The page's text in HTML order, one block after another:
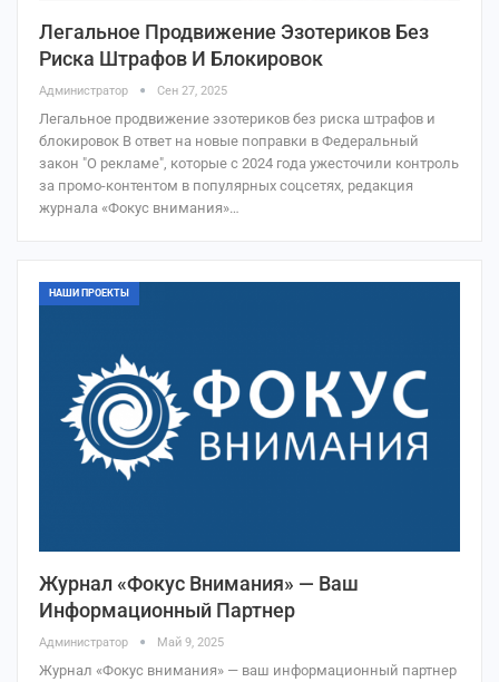
Легальное Продвижение Эзотериков Без
Риска Штрафов И Блокировок
Администратор Сен 27, 2025
Легальное продвижение эзотериков без риска штрафов и
блокировок В ответ на новые поправки в Федеральный
закон "О рекламе", которые с 2024 года ужесточили контроль
за промо-контентом в популярных соцсетях, редакция
журнала «Фокус внимания»…
НАШИ ПРОЕКТЫ
Журнал «Фокус Внимания» — Ваш
Информационный Партнер
Администратор Май 9, 2025
Журнал «Фокус внимания» — ваш информационный партнер